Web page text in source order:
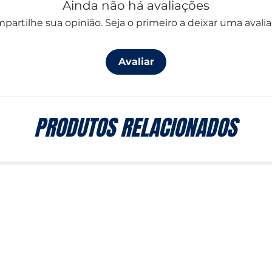
Ainda não há avaliações
sua opinião. Seja o primeiro a deixar uma
Avaliar
PRODUTOS RELACIONADOS